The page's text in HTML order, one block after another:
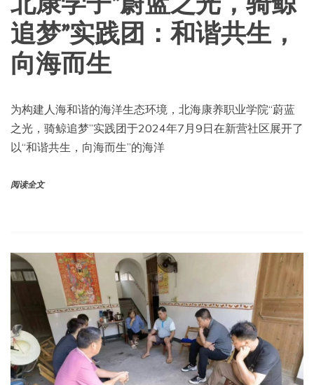
追梦”实践团：和谐共生，
向海而生
为构建人海和谐的海洋生态环境，北海康养职业学院“蔚蓝
之光，骑鲸追梦”实践团于2024年7月9日在新营社区展开了
以“和谐共生，向海而生”的海洋
阅读全文